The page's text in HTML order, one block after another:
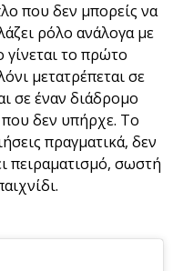
που δεν μπορείς να
ρόλο ανάλογα με
γίνεται το πρώτο
μετατρέπεται σε
σε έναν διάδρομο
που δεν υπήρχε. Το
πραγματικά, δεν
πειραματισμό, σωστή